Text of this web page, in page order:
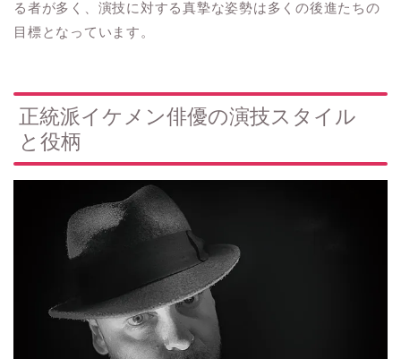
る者が多く、演技に対する真摯な姿勢は多くの後進たちの
目標となっています。
正統派イケメン俳優の演技スタイル
と役柄